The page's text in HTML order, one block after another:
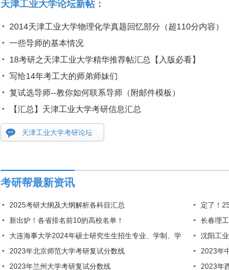
天津工业大学论坛新帖：
2014天津工业大学物理化学真题回忆部分（超110分内容）
一些导师的基本情况
18考研之天津工业大学精华推荐帖汇总【入版必看】
写给14年考工大的师弟师妹们
复试选导师--教你如何联系导师（附邮件模板）
【汇总】天津工业大学考研信息汇总
天津工业大学考研论坛
考研帮最新资讯
2025考研大纲及大纲解析各科目汇总
定了！
新出炉！各省排名前10的高校名单！
长春理
大连海事大学2024年硕士研究生生招生专业、学制、学
费标准及拟招生人数
沈阳工
2023年北京师范大学考研复试分数线
2023年
2023年兰州大学考研复试分数线
2023年